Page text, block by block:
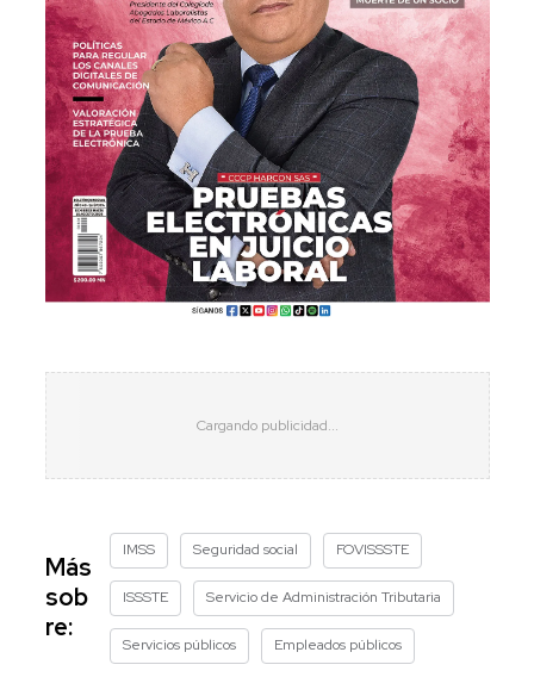
Más
sob
re:
IMSS Seguridad social FOVISSSTE
ISSSTE Servicio de Administración Tributaria
Servicios públicos Empleados públicos